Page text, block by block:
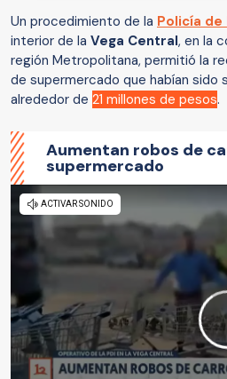
Un procedimiento de la Policía de
interior de la Vega Central, en la
región Metropolitana, permitió la
de supermercado que habían sido
alrededor de 21 millones de pesos.
Aumentan robos de
supermercado